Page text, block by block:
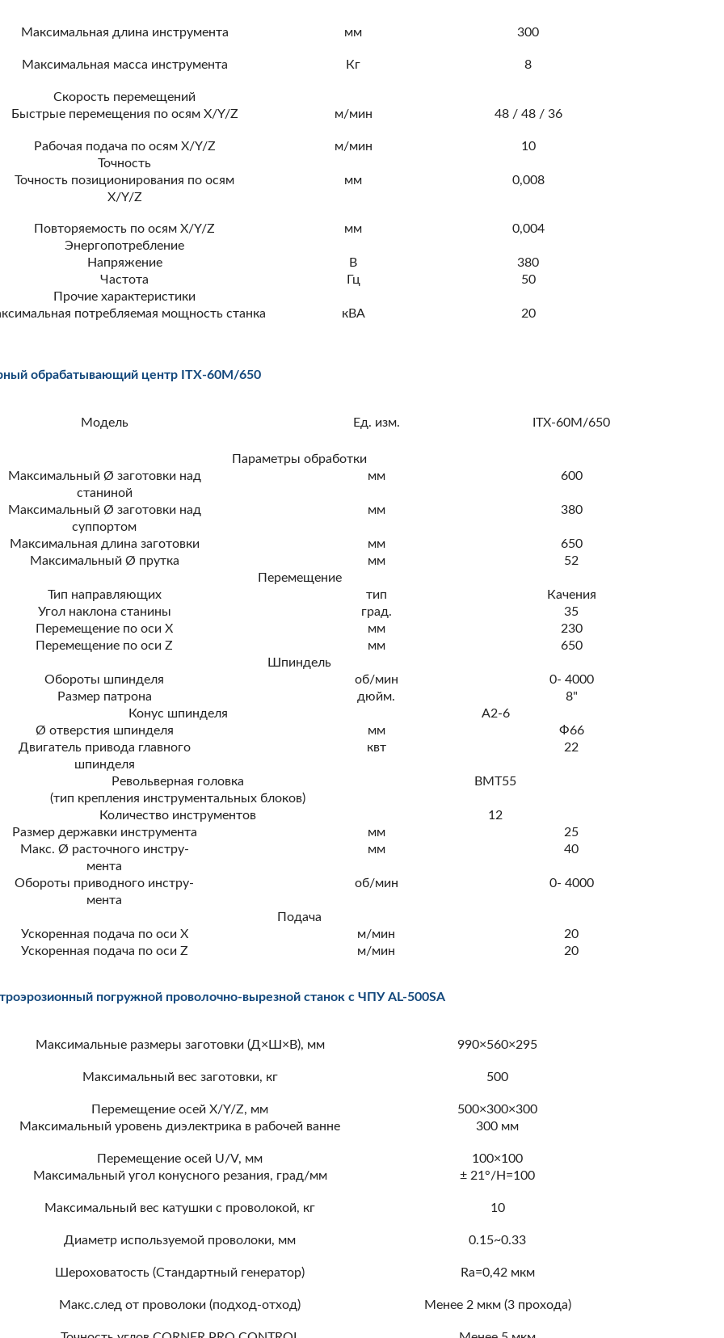
Максимальная длина инструмента мм 300
Максимальная масса инструмента Кг 8
Скорость перемещений
Быстрые перемещения по осям Х/Y/Z
м/мин 48 / 48 / 36
Рабочая подача по осям Х/Y/Z м/мин
10
Точность
Точность позиционирования по осям
X/Y/Z
мм 0,008
Повторяемость по осям X/Y/Z мм
0,004
Энергопотребление
Напряжение
В
380
Частота
Гц
50
Прочие характеристики
потребляемая мощность станка
кВА 20
обрабатывающий центр ITX-60M/650
Модель Ед. изм. ITX-60M/650
Параметры обработки
Максимальный Ø заготовки над
станиной
мм 600
Максимальный Ø заготовки над
суппортом
мм 380
Максимальная длина заготовки мм
650
Максимальный Ø прутка
мм
52
Перемещение
Тип направляющих
тип
Качения
Угол наклона станины
град.
35
Перемещение по оси Х
мм
230
Перемещение по оси Z
мм
650
Шпиндель
Обороты шпинделя
об/мин
0- 4000
Размер патрона
дюйм.
8"
Конус шпинделя
A2-6
Ø отверстия шпинделя
мм
Ф66
Двигатель привода главного
шпинделя
квт 22
Револьверная головка
(тип крепления инструментальных блоков)
BMT55
Количество инструментов
12
Размер державки инструмента
мм
25
Макс. Ø расточного инстру-
мента
мм 40
Обороты приводного инстру-
мента
об/мин 0- 4000
Подача
Ускоренная подача по оси X
м/мин
20
Ускоренная подача по оси Z
м/мин 20
погружной проволочно-вырезной станок c ЧПУ AL-500SA
Максимальные размеры заготовки (Д×Ш×В), мм 990×560×295
Максимальный вес заготовки, кг 500
Перемещение осей X/Y/Z, мм
500×300×300
Максимальный уровень диэлектрика в рабочей ванне
300 мм
Перемещение осей U/V, мм
100×100
Максимальный угол конусного резания, град/мм
± 21°/Н=100
Максимальный вес катушки с проволокой, кг 10
Диаметр используемой проволоки, мм 0.15~0.33
Шероховатость (Стандартный генератор) Ra=0,42 мкм
Макс.след от проволоки (подход-отход) Менее 2 мкм (3 прохода)